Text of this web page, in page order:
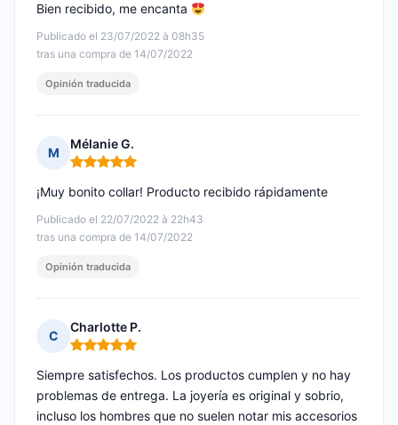
Publicado el 23/07/2022 à 08h35
tras una compra de 14/07/2022
Bien recibido, me encanta
Opinión traducida
M
Mélanie G.
Nota: 5 de 5
Publicado el 22/07/2022 à 22h43
tras una compra de 14/07/2022
¡Muy bonito collar! Producto recibido rápidamente
Opinión traducida
C
Charlotte P.
Nota: 5 de 5
Siempre satisfechos. Los productos cumplen y no hay
problemas de entrega. La joyería es original y sobrio,
incluso los hombres que no suelen notar mis accesorios